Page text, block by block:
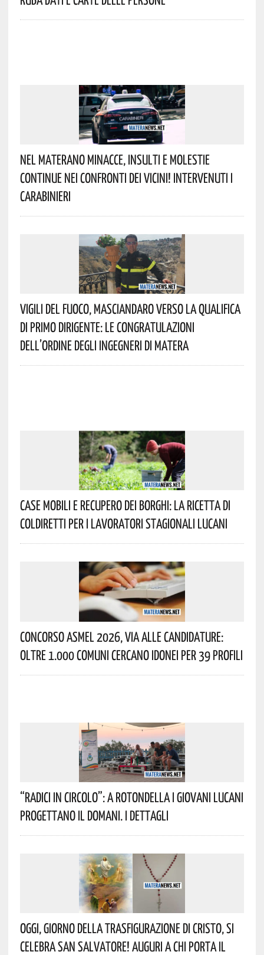
Nel Materano Minacce, Insulti E Molestie
Continue Nei Confronti Dei Vicini! Intervenuti I
Carabinieri
Vigili Del Fuoco, Masciandaro Verso La Qualifica
Di Primo Dirigente: Le Congratulazioni
Dell’Ordine Degli Ingegneri Di Matera
Case Mobili E Recupero Dei Borghi: La Ricetta Di
Coldiretti Per I Lavoratori Stagionali Lucani
Concorso Asmel 2026, Via Alle Candidature:
Oltre 1.000 Comuni Cercano Idonei Per 39 Profili
“Radici In Circolo”: A Rotondella I Giovani Lucani
Progettano Il Domani. I Dettagli
Oggi, Giorno Della Trasfigurazione Di Cristo, Si
Celebra San Salvatore! Auguri A Chi Porta Il